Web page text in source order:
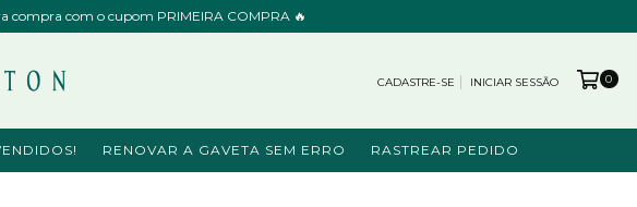
compra com o cupom PRIMEIRA COMPRA 🔥
CADASTRE-SE INICIAR SESSÃO 0
RENOVAR A GAVETA SEM ERRO RASTREAR PEDIDO